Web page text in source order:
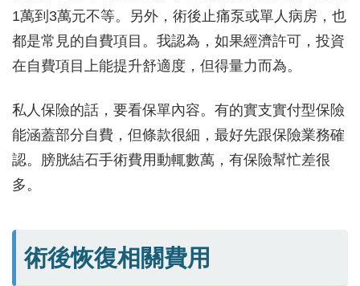
1萬到3萬元不等。另外，術後止痛泵或單人病房，也
都是常見的自費項目。我認為，如果經濟許可，投資
在自費項目上能提升舒適度，但得量力而為。
私人保險的話，要看保單內容。有的實支實付型保險
能涵蓋部分自費，但條款很細，最好先跟保險業務確
認。膀胱結石手術費用動輒數萬，有保險幫忙差很
多。
術後恢復相關費用